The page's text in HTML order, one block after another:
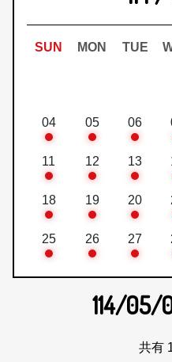
SUN MON TUE
04 05 06
11 12 13
18 19 20
25 26 27
114/05/
共有